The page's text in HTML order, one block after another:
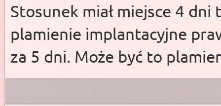
Stosunek miał miejsce 4
plamienie implantacyjne
za 5 dni. Może być to